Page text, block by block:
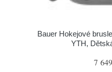
Bauer Hokejové
YTH,
7